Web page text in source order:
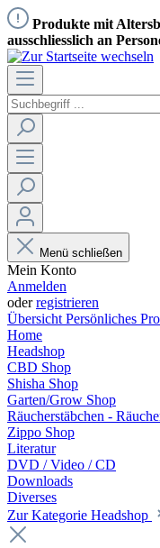
Produkte mit
ausschliesslich an
Menü schließen
Mein Konto
Anmelden
oderregistrieren
Übersicht Persönliches
Home
Headshop
CBD Shop
Shisha Shop
Garten/Grow Shop
Räucherstäbchen -
Zippo Shop
Literatur
DVD / Video / CD
Downloads
Diverses
Zur Kategorie Headshop